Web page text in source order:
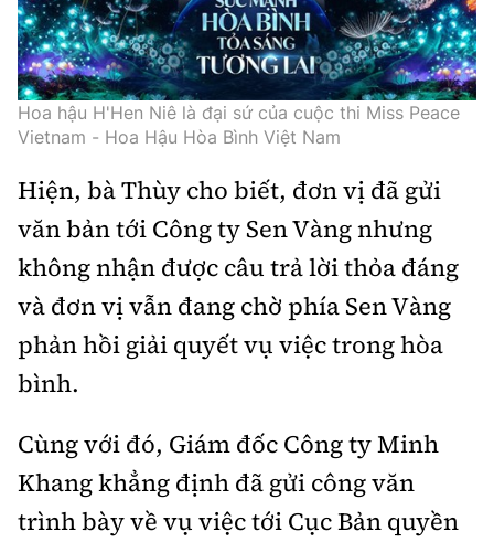
Hoa hậu H'Hen Niê là đại sứ của cuộc thi Miss Peace
Vietnam - Hoa Hậu Hòa Bình Việt Nam
Hiện, bà Thùy cho biết, đơn vị đã gửi
văn bản tới Công ty Sen Vàng nhưng
không nhận được câu trả lời thỏa đáng
và đơn vị vẫn đang chờ phía Sen Vàng
phản hồi giải quyết vụ việc trong hòa
bình.
Cùng với đó, Giám đốc Công ty Minh
Khang khẳng định đã gửi công văn
trình bày về vụ việc tới Cục Bản quyền